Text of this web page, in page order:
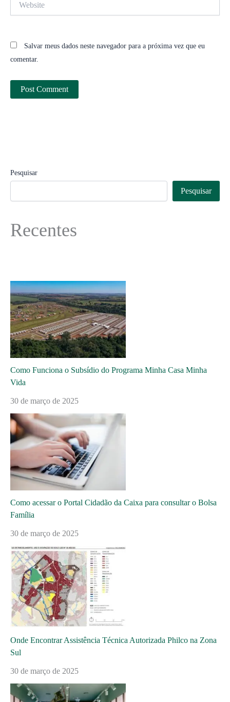
Salvar meus dados neste navegador para a próxima vez que eu
comentar.
Pesquisar
Pesquisar
Recentes
Como Funciona o Subsídio do Programa Minha Casa Minha
Vida
30 de março de 2025
Como acessar o Portal Cidadão da Caixa para consultar o Bolsa
Família
30 de março de 2025
Onde Encontrar Assistência Técnica Autorizada Philco na Zona
Sul
30 de março de 2025